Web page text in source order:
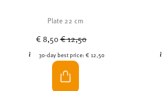
Plate 22 cm
€ 8,50Price reduced from
€ 12,50
30-day best price:€ 12,50